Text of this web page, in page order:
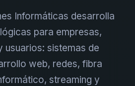
Informáticas desarrolla
para empresas,
usuarios: sistemas de
web, redes, fibra
streaming y